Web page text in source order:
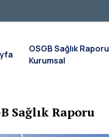
Sağlık Raporu
OSGB Sağlık Raporu
Kurumsal